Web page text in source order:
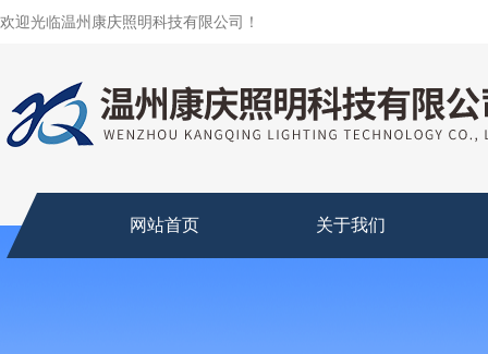
欢迎光临温州康庆照明科技有限公司！
网站首页 关于我们